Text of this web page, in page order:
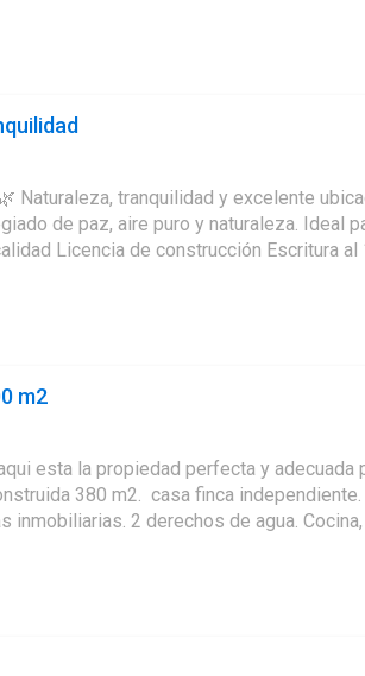
amplias • 3 baños • Cocina y
5
naturaleza. Ideal para vivienda permanente,
#NaturalezaYTranquilidad,
m2
esta la propiedad perfecta y
380 m2. casa finca
2 derechos de agua.